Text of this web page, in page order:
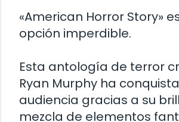
«American Horror Story»
opción imperdible.
Esta antología de terror
Ryan Murphy ha
audiencia gracias a su
mezcla de elementos